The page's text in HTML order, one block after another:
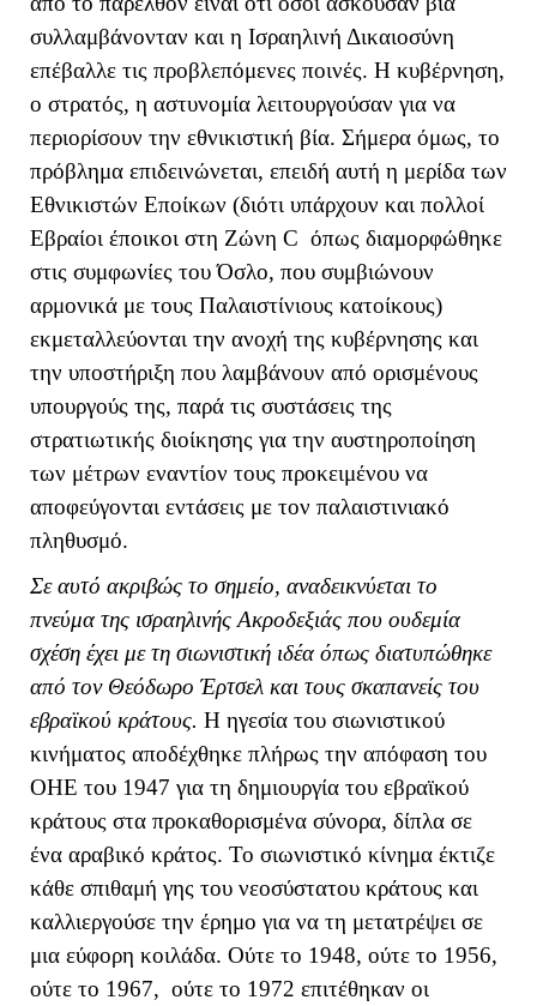
συλλαμβάνονταν και η Ισραηλινή Δικαιοσύνη
επέβαλλε τις προβλεπόμενες ποινές. Η κυβέρνηση,
ο στρατός, η αστυνομία λειτουργούσαν για να
περιορίσουν την εθνικιστική βία. Σήμερα όμως, το
πρόβλημα επιδεινώνεται, επειδή αυτή η μερίδα των
Εθνικιστών Εποίκων (διότι υπάρχουν και πολλοί
Εβραίοι έποικοι στη Ζώνη C όπως διαμορφώθηκε
στις συμφωνίες του Όσλο, που συμβιώνουν
αρμονικά με τους Παλαιστίνιους κατοίκους)
εκμεταλλεύονται την ανοχή της κυβέρνησης και
την υποστήριξη που λαμβάνουν από ορισμένους
υπουργούς της, παρά τις συστάσεις της
στρατιωτικής διοίκησης για την αυστηροποίηση
των μέτρων εναντίον τους προκειμένου να
αποφεύγονται εντάσεις με τον παλαιστινιακό
πληθυσμό.
Σε αυτό ακριβώς το σημείο, αναδεικνύεται το
πνεύμα της ισραηλινής Ακροδεξιάς που ουδεμία
σχέση έχει με τη σιωνιστική ιδέα όπως διατυπώθηκε
από τον Θεόδωρο Έρτσελ και τους σκαπανείς του
εβραϊκού κράτους. Η ηγεσία του σιωνιστικού
κινήματος αποδέχθηκε πλήρως την απόφαση του
ΟΗΕ του 1947 για τη δημιουργία του εβραϊκού
κράτους στα προκαθορισμένα σύνορα, δίπλα σε
ένα αραβικό κράτος. Το σιωνιστικό κίνημα έκτιζε
κάθε σπιθαμή γης του νεοσύστατου κράτους και
καλλιεργούσε την έρημο για να τη μετατρέψει σε
μια εύφορη κοιλάδα. Ούτε το 1948, ούτε το 1956,
ούτε το 1967, ούτε το 1972 επιτέθηκαν οι